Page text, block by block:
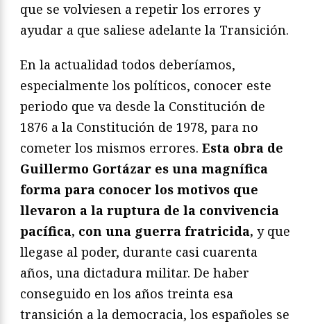
que se volviesen a repetir los errores y
ayudar a que saliese adelante la Transición.
En la actualidad todos deberíamos,
especialmente los políticos, conocer este
periodo que va desde la Constitución de
1876 a la Constitución de 1978, para no
cometer los mismos errores. Esta obra de
Guillermo Gortázar es una magnífica
forma para conocer los motivos que
llevaron a la ruptura de la convivencia
pacífica, con una guerra fratricida, y que
llegase al poder, durante casi cuarenta
años, una dictadura militar. De haber
conseguido en los años treinta esa
transición a la democracia, los españoles se